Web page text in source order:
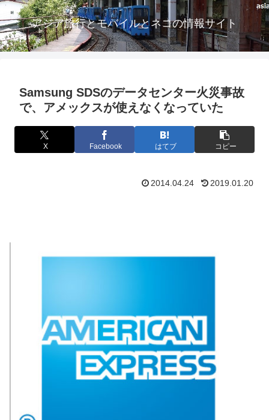
アジア旅行とモバイルとネコの情報サイト
Samsung SDSのデータセンター火災事故
で、アメックスが使えなくなっていた
X Facebook はてブ コピー
2014.04.24 2019.01.20